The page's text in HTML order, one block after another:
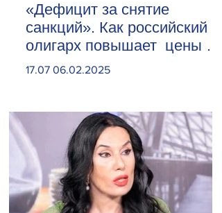
«Дефицит за снятие
санкций». Как российский
олигарх повышает цены на
сливочное масло
17.07 06.02.2025